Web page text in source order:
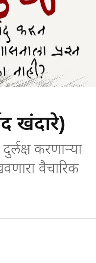
खंदारे)
करणाऱ्या
वैचारिक